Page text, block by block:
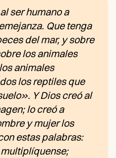
ser humano a
Que tenga
del mar, y sobre
los animales
animales
los reptiles que
Y Dios creó al
lo creó a
y mujer los
estas palabras: